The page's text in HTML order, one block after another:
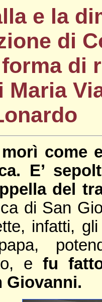
e la
di
di
Maria
come
E’
del
di San
infatti,
efu
Giovanni.